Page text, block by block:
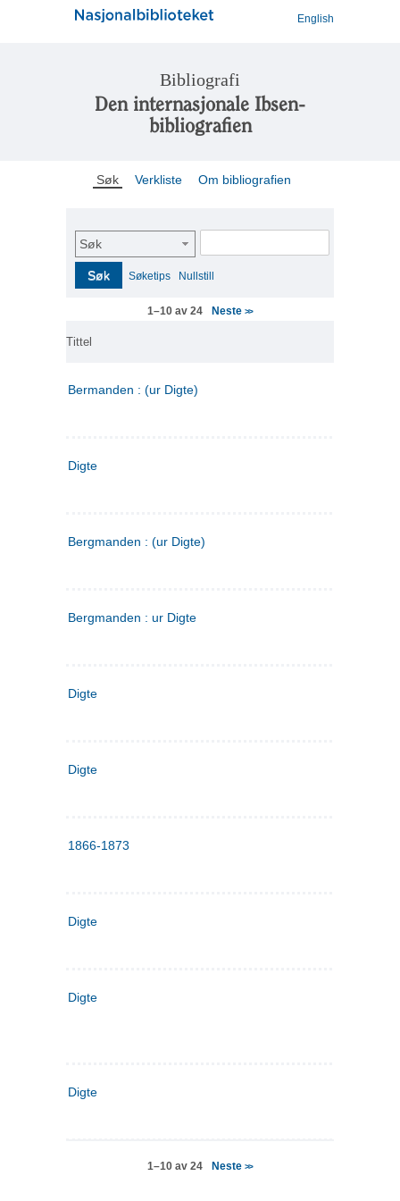
English
Bibliografi
Den internasjonale Ibsen-
bibliografien
Søk Verkliste Om bibliografien
Søk
Søk Søketips Nullstill
1–10 av 24 Neste>>
Tittel
Bermanden : (ur Digte)
Digte
Bergmanden : (ur Digte)
Bergmanden : ur Digte
Digte
Digte
1866-1873
Digte
Digte
Digte
1–10 av 24 Neste>>